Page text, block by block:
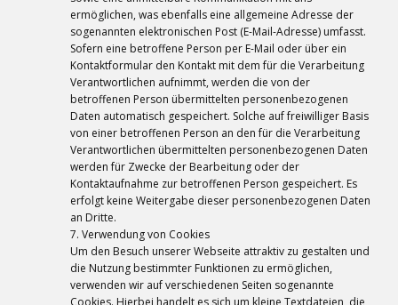
ermöglichen, was ebenfalls eine allgemeine Adresse der
sogenannten elektronischen Post (E-Mail-Adresse) umfasst.
Sofern eine betroffene Person per E-Mail oder über ein
Kontaktformular den Kontakt mit dem für die Verarbeitung
Verantwortlichen aufnimmt, werden die von der
betroffenen Person übermittelten personenbezogenen
Daten automatisch gespeichert. Solche auf freiwilliger Basis
von einer betroffenen Person an den für die Verarbeitung
Verantwortlichen übermittelten personenbezogenen Daten
werden für Zwecke der Bearbeitung oder der
Kontaktaufnahme zur betroffenen Person gespeichert. Es
erfolgt keine Weitergabe dieser personenbezogenen Daten
an Dritte.
7. Verwendung von Cookies
Um den Besuch unserer Webseite attraktiv zu gestalten und
die Nutzung bestimmter Funktionen zu ermöglichen,
verwenden wir auf verschiedenen Seiten sogenannte
Cookies. Hierbei handelt es sich um kleine Textdateien, die